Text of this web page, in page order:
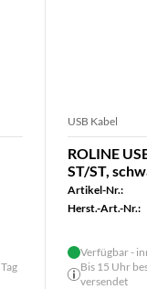
USB Kabel
ROLINE
ST/ST,
Artikel-Nr.:
Herst.-Art.-Nr.:
Verfügbar -
Bis 15 Uhr
versendet